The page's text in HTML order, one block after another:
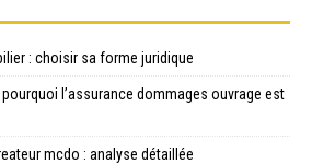
: choisir sa forme juridique
l’assurance dommages ouvrage est
mcdo : analyse détaillée